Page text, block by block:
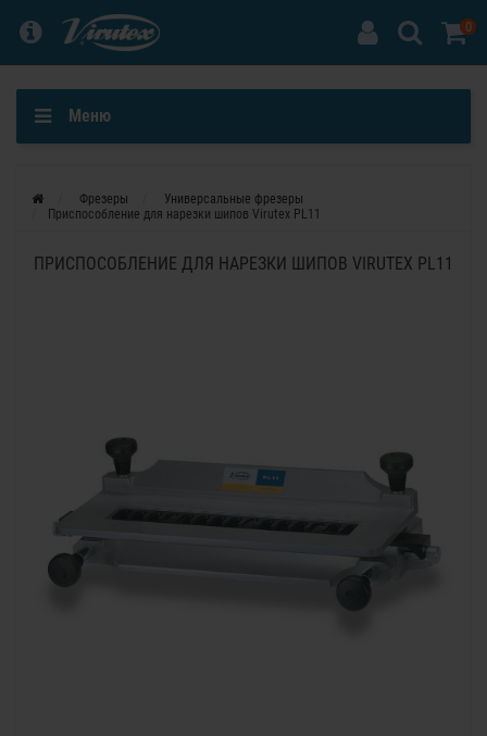
0
Меню
Фрезеры
Универсальные фрезеры
Приспособление для нарезки шипов Virutex PL11
ПРИСПОСОБЛЕНИЕ ДЛЯ НАРЕЗКИ ШИПОВ VIRUTEX PL11